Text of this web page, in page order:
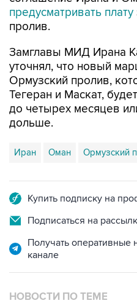
предусматривать плату
пролив.
Замглавы МИД Ирана
уточнял, что новый
Ормузский пролив,
Тегеран и Маскат,
до четырех месяцев
дольше.
Иран Оман Ормузский
Купить подписку на
Подписаться на
Получать оперативные
канале
НОВОСТИ ПО ТЕМЕ